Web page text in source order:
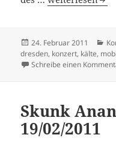
Veröffentlicht
am
24. Februar 2011
dresden, konzert, kälte,
Schreibe einen
Skunk
19/02/2011